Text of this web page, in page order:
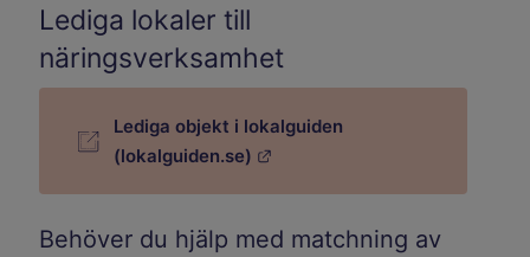
Lediga lokaler till
näringsverksamhet
Lediga objekt i lokalguiden
(lokalguiden.se)
Behöver du hjälp med matchning av